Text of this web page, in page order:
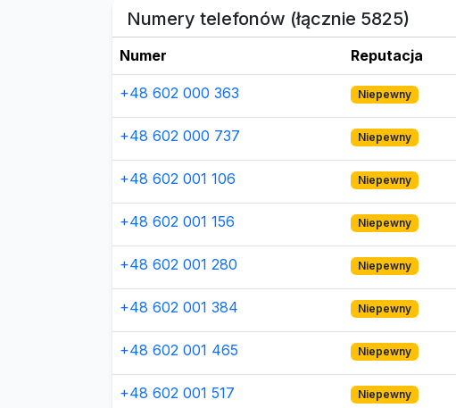
Numery telefonów (łącznie 5825)
Numer Reputacja
+48 602 000 363 Niepewny
+48 602 000 737 Niepewny
+48 602 001 106 Niepewny
+48 602 001 156 Niepewny
+48 602 001 280 Niepewny
+48 602 001 384 Niepewny
+48 602 001 465 Niepewny
+48 602 001 517 Niepewny